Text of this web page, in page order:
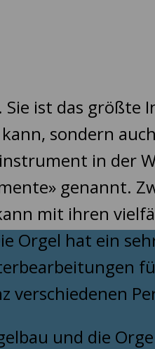
Sie ist das
sondern
in der
genannt.
mit ihren
Orgel hat ein
verschiedenen
und die